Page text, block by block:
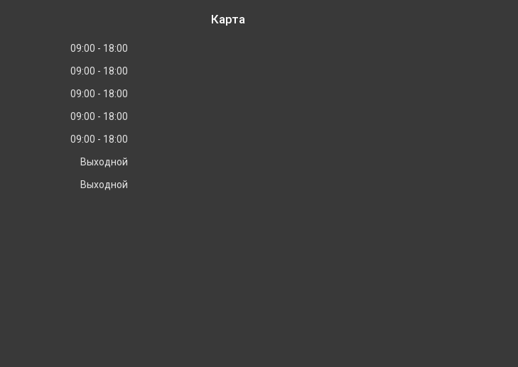
09:00
18:00
09:00
18:00
09:00
18:00
09:00
18:00
09:00
18:00
Выходной
Выходной
Карта